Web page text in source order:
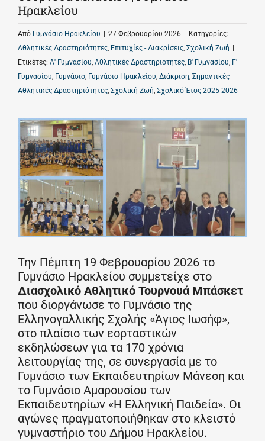
Ηρακλείου
Από Γυμνάσιο Ηρακλείου 27 Φεβρουαρίου 2026
Κατηγορίες:
Αθλητικές Δραστηριότητες, Επιτυχίες - Διακρίσεις, Σχολική Ζωή
Ετικέτες: Α' Γυμνασίου, Αθλητικές Δραστηριότητες, Β' Γυμνασίου, Γ'
Γυμνασίου, Γυμνάσιο, Γυμνάσιο Ηρακλείου, Διάκριση, Σημαντικές
Αθλητικές Δραστηριότητες, Σχολική Ζωή, Σχολικό Έτος 2025-2026
Την Πέμπτη 19 Φεβρουαρίου 2026 το
Γυμνάσιο Ηρακλείου συμμετείχε στο
Διασχολικό Αθλητικό Τουρνουά Μπάσκετ
που διοργάνωσε το Γυμνάσιο της
Ελληνογαλλικής Σχολής «Άγιος Ιωσήφ»,
στο πλαίσιο των εορταστικών
εκδηλώσεων για τα 170 χρόνια
λειτουργίας της, σε συνεργασία με το
Γυμνάσιο των Εκπαιδευτηρίων Μάνεση και
το Γυμνάσιο Αμαρουσίου των
Εκπαιδευτηρίων «Η Ελληνική Παιδεία». Οι
αγώνες πραγματοποιήθηκαν στο κλειστό
γυμναστήριο του Δήμου Ηρακλείου.